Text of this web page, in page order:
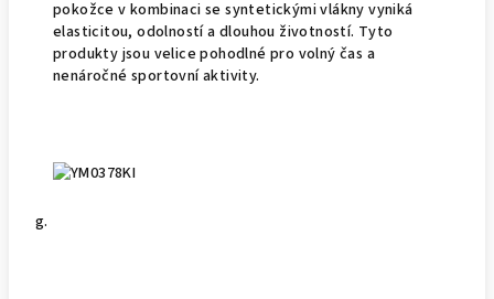
pokožce v kombinaci se syntetickými vlákny vyniká
elasticitou, odolností a dlouhou životností. Tyto
produkty jsou velice pohodlné pro volný čas a
nenáročné sportovní aktivity.
g.